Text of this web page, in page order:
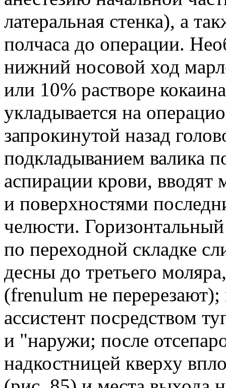
латеральная стенка), а
полчаса до операции.
нижний носовой ход
или 10% растворе
укладывается на
запрокинутой назад
подкладыванием валика
аспирации крови,
и поверхностями
челюсти.
по переходной складке
десны до третьего
(frenulum не
ассистент посредством
и "наружи; после
надкостницей кверху